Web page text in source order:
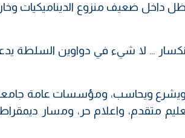
ظل داخل ضعيف منزوع الديناميكيات
… لا شيء في دواوين السلطة
ويشرع ويحاسب، ومؤسسات عامة
متقدم، واعلام حر، ومسار